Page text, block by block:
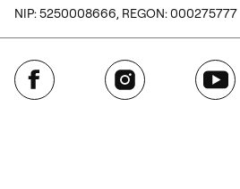
NIP: 5250008666, REGON: 000275777
Facebook Instagram YouTube